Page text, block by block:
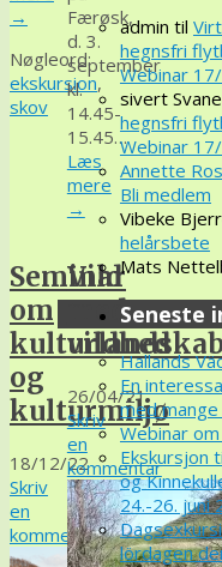
→
Nøgleord:
ekskursion,
skov
Færøsk,
d. 3.
september
kl.
14.45-
15.45…
Læs
mere
→
Seminar
om
og
kulturmiljø
18/12/22
Skriv
en
kommentar
Vild
med
vildhed
26/04/21
Skriv
en
kommentar
admin til
hegnsfri
Webinar
sivert Svane
hegnsfri
Webinar
Annette
Bli medlem
Vibeke
helårsbete
Mats
Seneste
Hallands
En
med
Webinar
Ekskursjon
og
24.-26. juni
lördagen